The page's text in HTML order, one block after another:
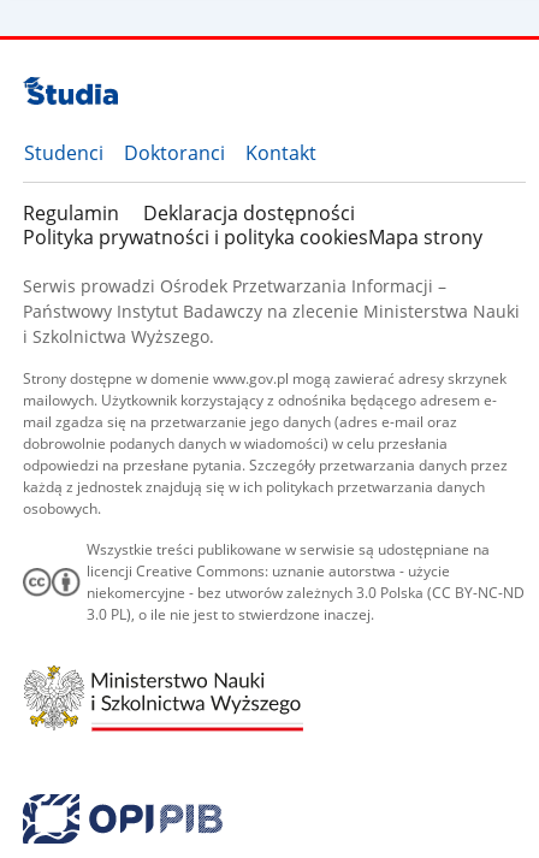
Studenci Doktoranci Kontakt
Regulamin
Deklaracja dostępności
Polityka prywatności i polityka cookiesMapa strony
Serwis prowadzi Ośrodek Przetwarzania Informacji –
Państwowy Instytut Badawczy na zlecenie Ministerstwa Nauki
i Szkolnictwa Wyższego.
Strony dostępne w domenie www.gov.pl mogą zawierać adresy skrzynek
mailowych. Użytkownik korzystający z odnośnika będącego adresem e-
mail zgadza się na przetwarzanie jego danych (adres e-mail oraz
dobrowolnie podanych danych w wiadomości) w celu przesłania
odpowiedzi na przesłane pytania. Szczegóły przetwarzania danych przez
każdą z jednostek znajdują się w ich politykach przetwarzania danych
osobowych.
Wszystkie treści publikowane w serwisie są udostępniane na
licencji Creative Commons: uznanie autorstwa - użycie
niekomercyjne - bez utworów zależnych 3.0 Polska (CC BY-NC-ND
3.0 PL), o ile nie jest to stwierdzone inaczej.